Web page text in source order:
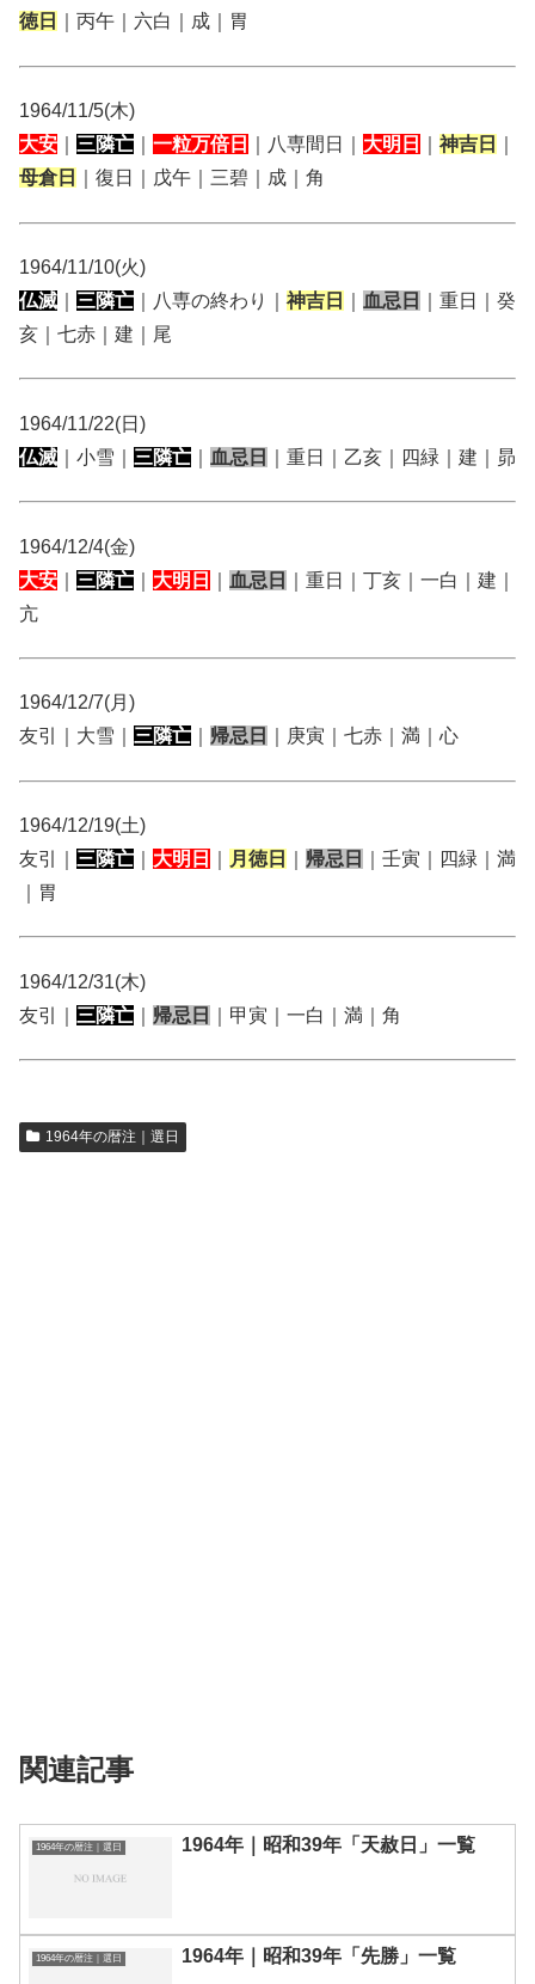
徳日
｜丙午｜六白｜成｜胃
1964/11/5(木)
大安
三隣亡 一粒万倍日 ｜八専間日｜ 大明日 神吉日
母倉日
｜復日｜戊午｜三碧｜成｜角
1964/11/10(火)
仏滅
三隣亡 ｜八専の終わり｜ 神吉日 血忌日
｜重日｜癸
亥｜七赤｜建｜尾
1964/11/22(日)
仏滅 ｜小雪｜ 三隣亡 血忌日 ｜重日｜乙亥｜四緑｜建｜昴
1964/12/4(金)
大安
三隣亡 大明日 血忌日
｜重日｜丁亥｜一白｜建｜
亢
1964/12/7(月)
友引｜大雪｜ 三隣亡 帰忌日 ｜庚寅｜七赤｜満｜心
1964/12/19(土)
友引｜ 三隣亡 大明日 月徳日 帰忌日
｜壬寅｜四緑｜満
｜胃
1964/12/31(木)
友引｜ 三隣亡 帰忌日 ｜甲寅｜一白｜満｜角
1964年の暦注｜選日
関連記事
1964年の暦注｜選日 1964年｜昭和39年「天赦日」一覧
1964年の暦注｜選日 1964年｜昭和39年「先勝」一覧